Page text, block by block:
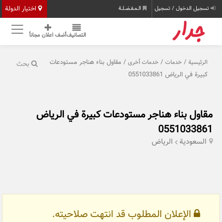
اختيار الدولة تسجيل الدخول / تسجيل الـمـفـضـلـة
التصانيفأضف اعلان مجاناً
بحث الرئيسية /خدمات /خدمات أخرى / مقاول بناء هناجر مستودعات
كبيرة في الرياض 0551033861
مقاول بناء هناجر مستودعات كبيرة في الرياض
0551033861
السعودية الرياض
الإعلان المطلوب قد انتهت صلاحيته.